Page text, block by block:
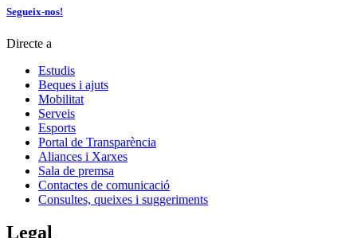
Segueix-nos!
Directe a
Estudis
Beques i ajuts
Mobilitat
Serveis
Esports
Portal de Transparència
Aliances i Xarxes
Sala de premsa
Contactes de comunicació
Consultes, queixes i suggeriments
Legal